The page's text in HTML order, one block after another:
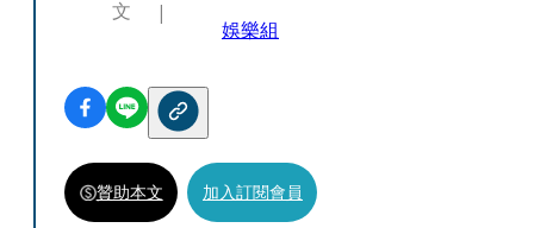
文
娛樂組
贊助本文 加入訂閱會員